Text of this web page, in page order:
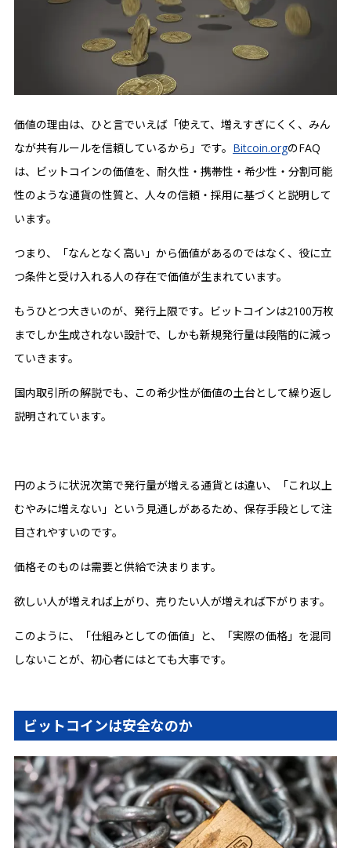
価値の理由は、ひと言でいえば「使えて、増えすぎにくく、みん
なが共有ルールを信頼しているから」です。 Bitcoin.orgのFAQ
は、ビットコインの価値を、耐久性・携帯性・希少性・分割可能
性のような通貨の性質と、人々の信頼・採用に基づくと説明して
います。
つまり、「なんとなく高い」から価値があるのではなく、役に立
つ条件と受け入れる人の存在で価値が生まれています。
もうひとつ大きいのが、発行上限です。ビットコインは2100万枚
までしか生成されない設計で、しかも新規発行量は段階的に減っ
ていきます。
国内取引所の解説でも、この希少性が価値の土台として繰り返し
説明されています。
円のように状況次第で発行量が増える通貨とは違い、「これ以上
むやみに増えない」という見通しがあるため、保存手段として注
目されやすいのです。
価格そのものは需要と供給で決まります。
欲しい人が増えれば上がり、売りたい人が増えれば下がります。
このように、「仕組みとしての価値」と、「実際の価格」を混同
しないことが、初心者にはとても大事です。
ビットコインは安全なのか